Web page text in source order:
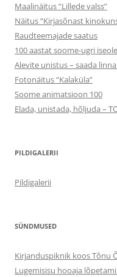
Maalinäitus “Lillede valss”
Näitus “Kirjasõnast
Raudteemajade saatus
100 aastat soome-ugri
Alevite unistus – saada
Fotonäitus “Kalaküla”
Soome animatsioon 100
Elada, unistada, hõljuda –
PILDIGALERII
Pildigalerii
SÜNDMUSED
Kirjanduspiknik koos Tõnu
Lugemisisu hooaja